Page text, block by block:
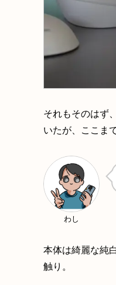
それもそのはず
いたが、ここま
わし
本体は綺麗な純
触り。